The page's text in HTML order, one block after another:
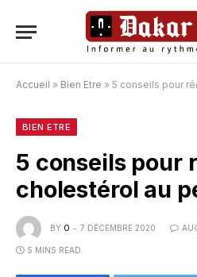
Accueil » Bien Etre » 5 conseils pour
BIEN ETRE
5 conseils pour
cholestérol au
BY O 7 DÉCEMBRE 2020
5 MINS READ